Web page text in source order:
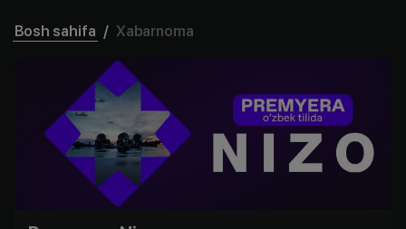
Bosh sahifa / Xabarnoma